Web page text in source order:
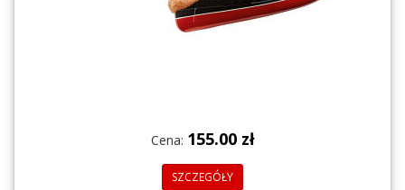
Cena: 155.00 zł
SZCZEGÓŁY